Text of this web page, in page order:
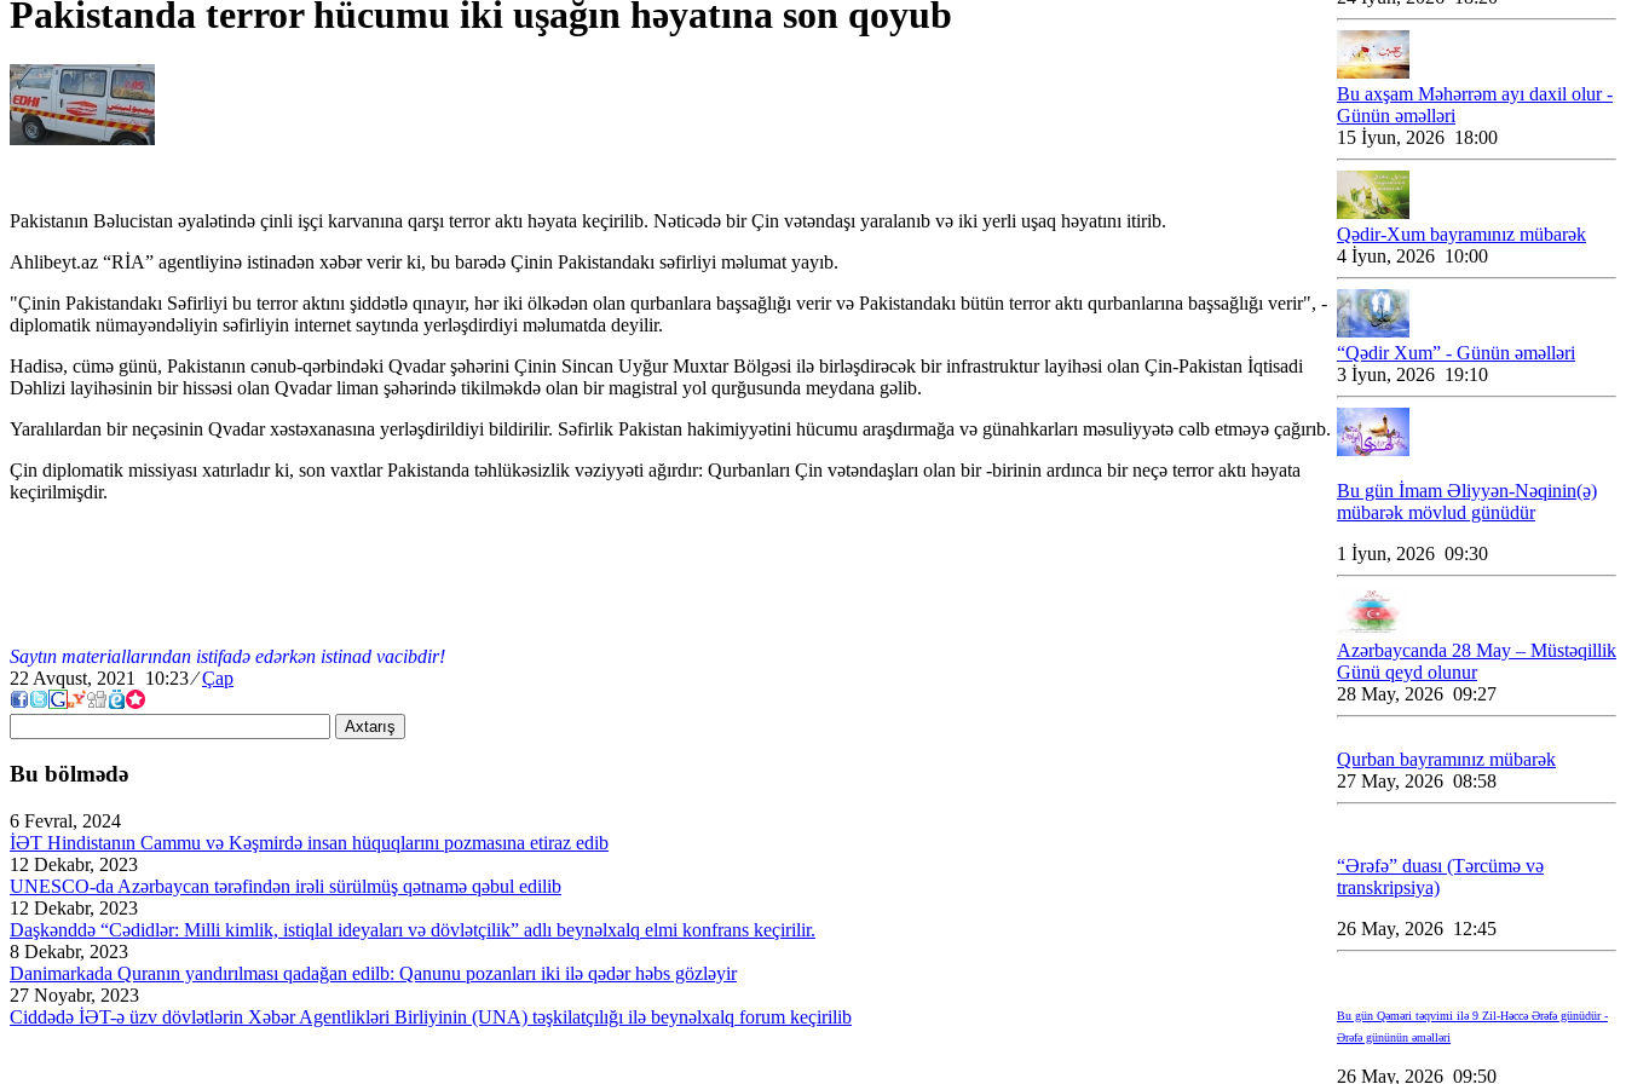
Pakistanda terror hücumu iki uşağın həyatına son qoyub
Pakistanın Bəlucistan əyalətində çinli işçi karvanına qarşı terror aktı həyata keçirilib. Nəticədə bir Çin vətəndaşı yaralanıb və iki yerli uşaq həyatını itirib.
Ahlibeyt.az “RİA” agentliyinə istinadən xəbər verir ki, bu barədə Çinin Pakistandakı səfirliyi məlumat yayıb.
"Çinin Pakistandakı Səfirliyi bu terror aktını şiddətlə qınayır, hər iki ölkədən olan qurbanlara başsağlığı verir və Pakistandakı bütün terror aktı qurbanlarına başsağlığı verir", -
diplomatik nümayəndəliyin səfirliyin internet saytında yerləşdirdiyi məlumatda deyilir.
Hadisə, cümə günü, Pakistanın cənub-qərbindəki Qvadar şəhərini Çinin Sincan Uyğur Muxtar Bölgəsi ilə birləşdirəcək bir infrastruktur layihəsi olan Çin-Pakistan İqtisadi
Dəhlizi layihəsinin bir hissəsi olan Qvadar liman şəhərində tikilməkdə olan bir magistral yol qurğusunda meydana gəlib.
Yaralılardan bir neçəsinin Qvadar xəstəxanasına yerləşdirildiyi bildirilir. Səfirlik Pakistan hakimiyyətini hücumu araşdırmağa və günahkarları məsuliyyətə cəlb etməyə çağırıb.
Çin diplomatik missiyası xatırladır ki, son vaxtlar Pakistanda təhlükəsizlik vəziyyəti ağırdır: Qurbanları Çin vətəndaşları olan bir -birinin ardınca bir neçə terror aktı həyata
keçirilmişdir.
Saytın materiallarından istifadə edərkən istinad vacibdir!
22 Avqust, 2021 10:23⁄ Çap
Axtarış
Bu bölmədə
6 Fevral, 2024
İƏT Hindistanın Cammu və Kəşmirdə insan hüquqlarını pozmasına etiraz edib
12 Dekabr, 2023
UNESCO-da Azərbaycan tərəfindən irəli sürülmüş qətnamə qəbul edilib
12 Dekabr, 2023
Daşkənddə “Cədidlər: Milli kimlik, istiqlal ideyaları və dövlətçilik” adlı beynəlxalq elmi konfrans keçirilir.
8 Dekabr, 2023
Danimarkada Quranın yandırılması qadağan edilb: Qanunu pozanları iki ilə qədər həbs gözləyir
27 Noyabr, 2023
Ciddədə İƏT-ə üzv dövlətlərin Xəbər Agentlikləri Birliyinin (UNA) təşkilatçılığı ilə beynəlxalq forum keçirilib
Bu axşam Məhərrəm ayı daxil olur -
Günün əməlləri
15 İyun, 2026 18:00
Qədir-Xum bayramınız mübarək
4 İyun, 2026 10:00
“Qədir Xum” - Günün əməlləri
3 İyun, 2026 19:10
Bu gün İmam Əliyyən-Nəqinin(ə)
mübarək mövlud günüdür
1 İyun, 2026 09:30
Azərbaycanda 28 May – Müstəqillik
Günü qeyd olunur
28 May, 2026 09:27
Qurban bayramınız mübarək
27 May, 2026 08:58
“Ərəfə” duası (Tərcümə və
transkripsiya)
26 May, 2026 12:45
Bu gün Qəməri təqvimi ilə 9 Zil-Həccə Ərəfə günüdür -
Ərəfə gününün əməlləri
26 May, 2026 09:50